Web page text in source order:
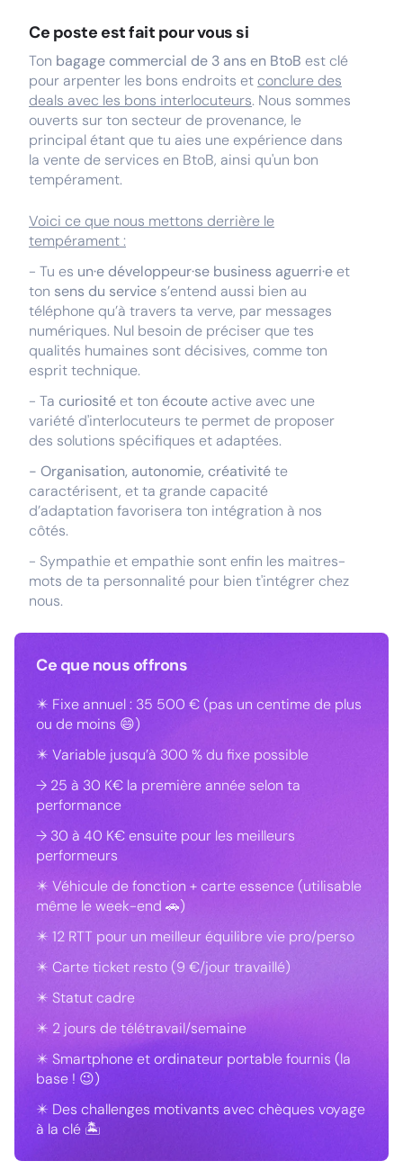
Ce poste est fait pour vous si
Ton bagage commercial de 3 ans en BtoB est clé
pour arpenter les bons endroits et conclure des
deals avec les bons interlocuteurs. Nous sommes
ouverts sur ton secteur de provenance, le
principal étant que tu aies une expérience dans
la vente de services en BtoB, ainsi qu'un bon
tempérament.
Voici ce que nous mettons derrière le
tempérament :
- Tu es un·e développeur·se business aguerri·e et
ton sens du service s’entend aussi bien au
téléphone qu’à travers ta verve, par messages
numériques. Nul besoin de préciser que tes
qualités humaines sont décisives, comme ton
esprit technique.
- Ta curiosité et ton écoute active avec une
variété d'interlocuteurs te permet de proposer
des solutions spécifiques et adaptées.
- Organisation, autonomie, créativitéte
caractérisent, et ta grande capacité
d’adaptation favorisera ton intégration à nos
côtés.
- Sympathie et empathie sont enfin les maitres-
mots de ta personnalité pour bien t'intégrer chez
nous.
Ce que nous offrons
✴️ Fixe annuel : 35 500 € (pas un centime de plus
ou de moins 😄)
✴️ Variable jusqu’à 300 % du fixe possible
→ 25 à 30 K€ la première année selon ta
performance
→ 30 à 40 K€ ensuite pour les meilleurs
performeurs
✴️ Véhicule de fonction + carte essence (utilisable
même le week-end 🚗)
✴️ 12 RTT pour un meilleur équilibre vie pro/perso
✴️ Carte ticket resto (9 €/jour travaillé)
✴️ Statut cadre
✴️ 2 jours de télétravail/semaine
✴️ Smartphone et ordinateur portable fournis (la
base ! 😉)
✴️ Des challenges motivants avec chèques voyage
à la clé 🏝️